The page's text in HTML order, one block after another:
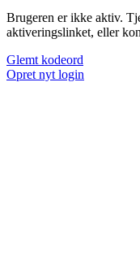
Brugeren er ikke aktiv.
aktiveringslinket, eller
Glemt kodeord
Opret nyt login